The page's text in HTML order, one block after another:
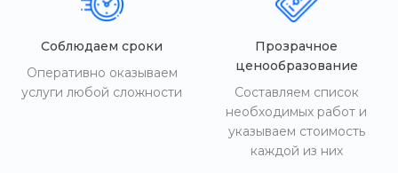
Соблюдаем сроки
Оперативно оказываем
услуги любой сложности
Прозрачное
ценообразование
Составляем список
необходимых работ и
указываем стоимость
каждой из них